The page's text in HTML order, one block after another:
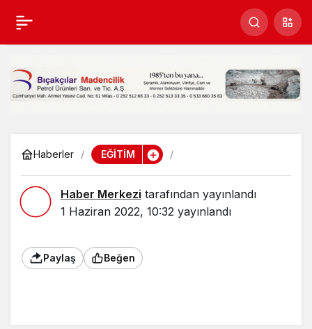
Haberler EĞİTİM
Haber Merkezi tarafından yayınlandı
1 Haziran 2022, 10:32 yayınlandı
Paylaş Beğen
Paylaş